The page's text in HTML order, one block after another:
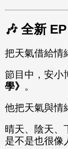
🎶 全新
把天氣借給情
節目中，安小
學》 。
他把天氣與情
晴天、陰天、
是不是也很像